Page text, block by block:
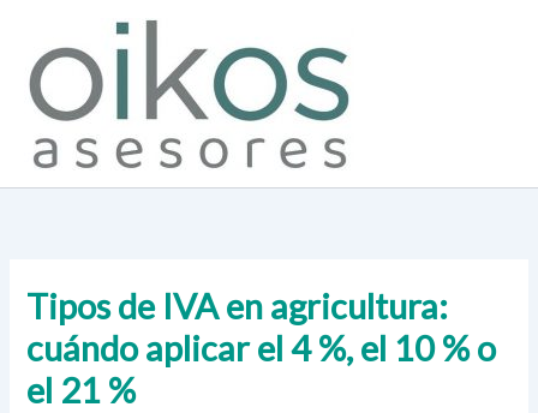
contenido
Tipos de IVA en agricultura:
cuándo aplicar el 4 %, el 10 % o
el 21 %